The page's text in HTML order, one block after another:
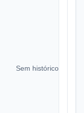
Sem histórico de